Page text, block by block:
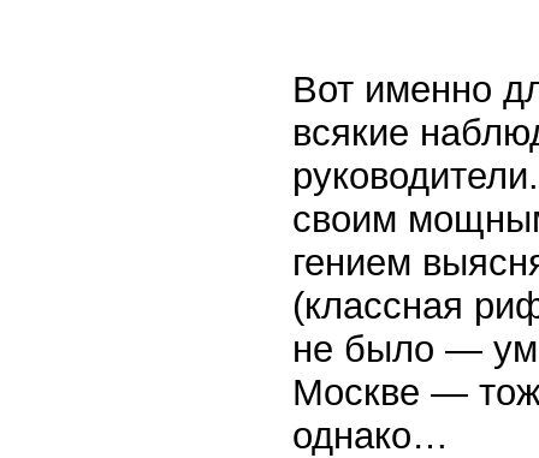
Вот именно
всякие
своим
гением
(классная
не было —
Москве —
однако…